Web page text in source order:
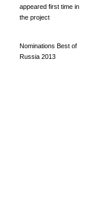
appeared first time in
the project
Nominations Best of
Russia 2013
47 48 49